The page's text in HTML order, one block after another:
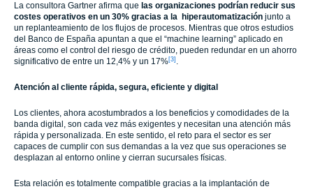
La consultora Gartner afirma que las organizaciones podrían reducir sus
costes operativos en un 30% gracias a la hiperautomatización junto a
un replanteamiento de los flujos de procesos. Mientras que otros estudios
del Banco de España apuntan a que el “machine learning” aplicado en
áreas como el control del riesgo de crédito, pueden redundar en un ahorro
significativo de entre un 12,4% y un 17%[3] .
Atención al cliente rápida, segura, eficiente y digital
Los clientes, ahora acostumbrados a los beneficios y comodidades de la
banda digital, son cada vez más exigentes y necesitan una atención más
rápida y personalizada. En este sentido, el reto para el sector es ser
capaces de cumplir con sus demandas a la vez que sus operaciones se
desplazan al entorno online y cierran sucursales físicas.
Esta relación es totalmente compatible gracias a la implantación de